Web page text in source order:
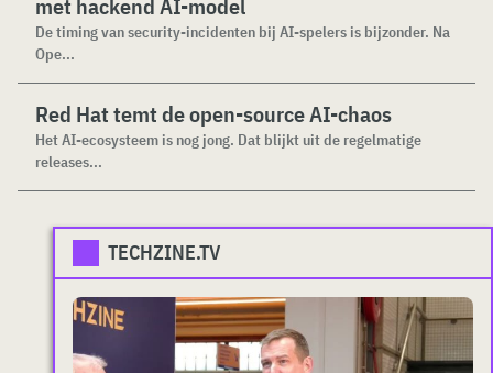
met hackend AI-model
De timing van security-incidenten bij AI-spelers is bijzonder. Na
Ope...
Red Hat temt de open-source AI-chaos
Het AI-ecosysteem is nog jong. Dat blijkt uit de regelmatige
releases...
TECHZINE.TV